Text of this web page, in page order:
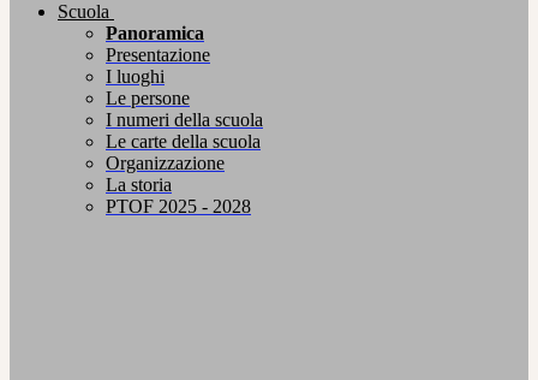
Scuola
Panoramica
Presentazione
I luoghi
Le persone
I numeri della scuola
Le carte della scuola
Organizzazione
La storia
PTOF 2025 - 2028